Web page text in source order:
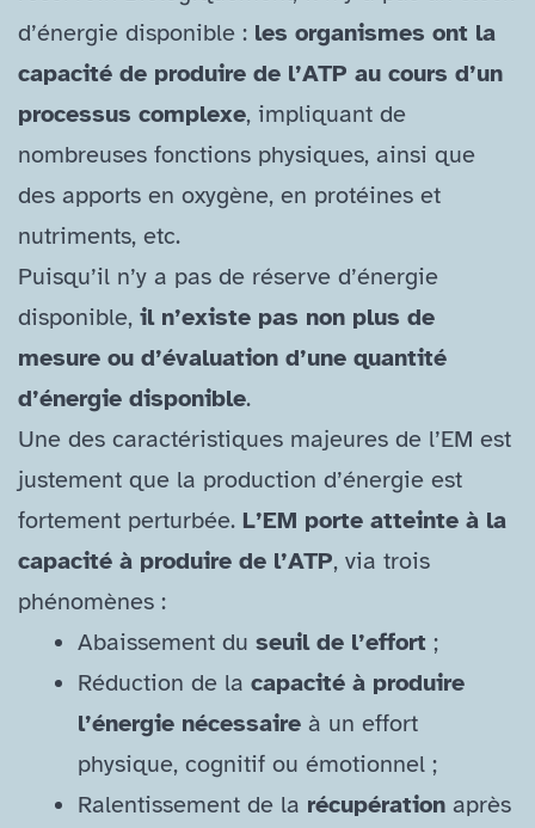
d’énergie disponible : les organismes ont la
capacité de produire de l’ATP au cours d’un
processus complexe, impliquant de
nombreuses fonctions physiques, ainsi que
des apports en oxygène, en protéines et
nutriments, etc.
Puisqu’il n’y a pas de réserve d’énergie
disponible, il n’existe pas non plus de
mesure ou d’évaluation d’une quantité
d’énergie disponible.
Une des caractéristiques majeures de l’EM est
justement que la production d’énergie est
fortement perturbée. L’EM porte atteinte à la
capacité à produire de l’ATP, via trois
phénomènes :
Abaissement du seuil de l’effort ;
Réduction de la capacité à produire
l’énergie nécessaire à un effort
physique, cognitif ou émotionnel ;
Ralentissement de la récupération après